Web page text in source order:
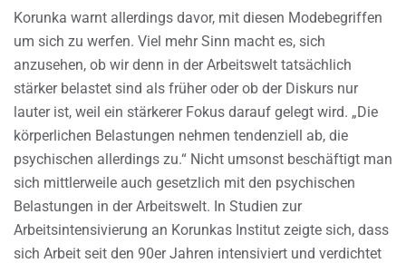
Korunka warnt allerdings davor, mit diesen Modebegriffen
um sich zu werfen. Viel mehr Sinn macht es, sich
anzusehen, ob wir denn in der Arbeitswelt tatsächlich
stärker belastet sind als früher oder ob der Diskurs nur
lauter ist, weil ein stärkerer Fokus darauf gelegt wird. „Die
körperlichen Belastungen nehmen tendenziell ab, die
psychischen allerdings zu.“ Nicht umsonst beschäftigt man
sich mittlerweile auch gesetzlich mit den psychischen
Belastungen in der Arbeitswelt. In Studien zur
Arbeitsintensivierung an Korunkas Institut zeigte sich, dass
sich Arbeit seit den 90er Jahren intensiviert und verdichtet